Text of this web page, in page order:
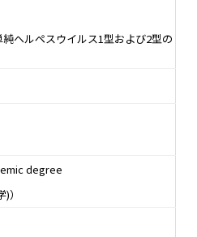
ヘルペスウイルス1型および2型の
degree
）